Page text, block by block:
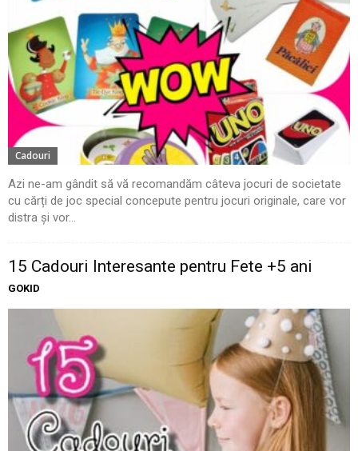
Cadouri
Azi ne-am gândit să vă recomandăm câteva jocuri de societate
cu cărți de joc special concepute pentru jocuri originale, care vor
distra și vor...
15 Cadouri Interesante pentru Fete +5 ani
GOKID